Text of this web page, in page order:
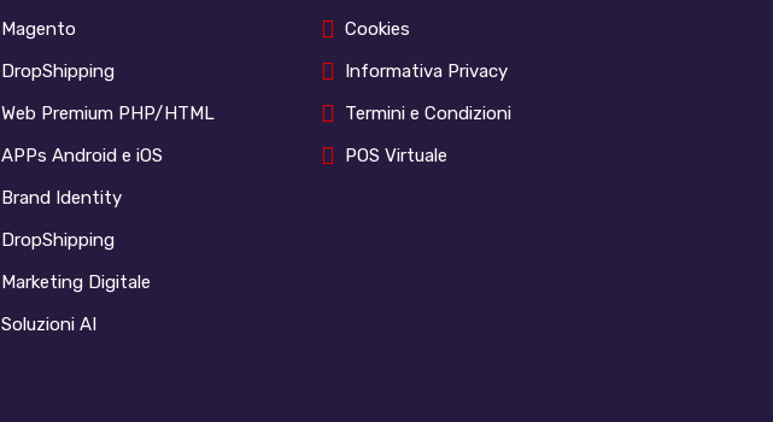
Magento
DropShipping
Web Premium PHP/HTML
APPs Android e iOS
Brand Identity
DropShipping
Marketing Digitale
Soluzioni AI
Cookies
Informativa Privacy
Termini e Condizioni
POS Virtuale